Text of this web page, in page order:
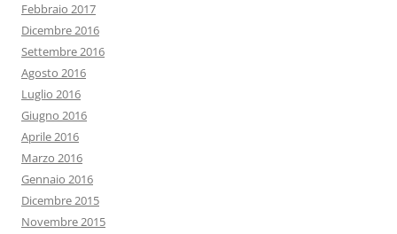
Febbraio 2017
Dicembre 2016
Settembre 2016
Agosto 2016
Luglio 2016
Giugno 2016
Aprile 2016
Marzo 2016
Gennaio 2016
Dicembre 2015
Novembre 2015